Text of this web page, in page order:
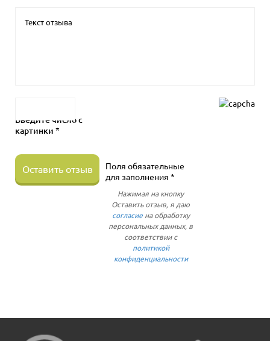
Введите число с
картинки *
Оставить отзыв
Поля обязательные
для заполнения *
Нажимая на кнопку
Оставить отзыв, я даю
согласиена обработку
персональных данных, в
соответствии с
политикой
конфиденциальности